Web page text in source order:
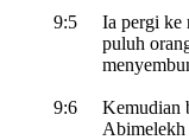
9:5
Ia pergi ke
puluh
9:6
Kemudian
Abimelekh